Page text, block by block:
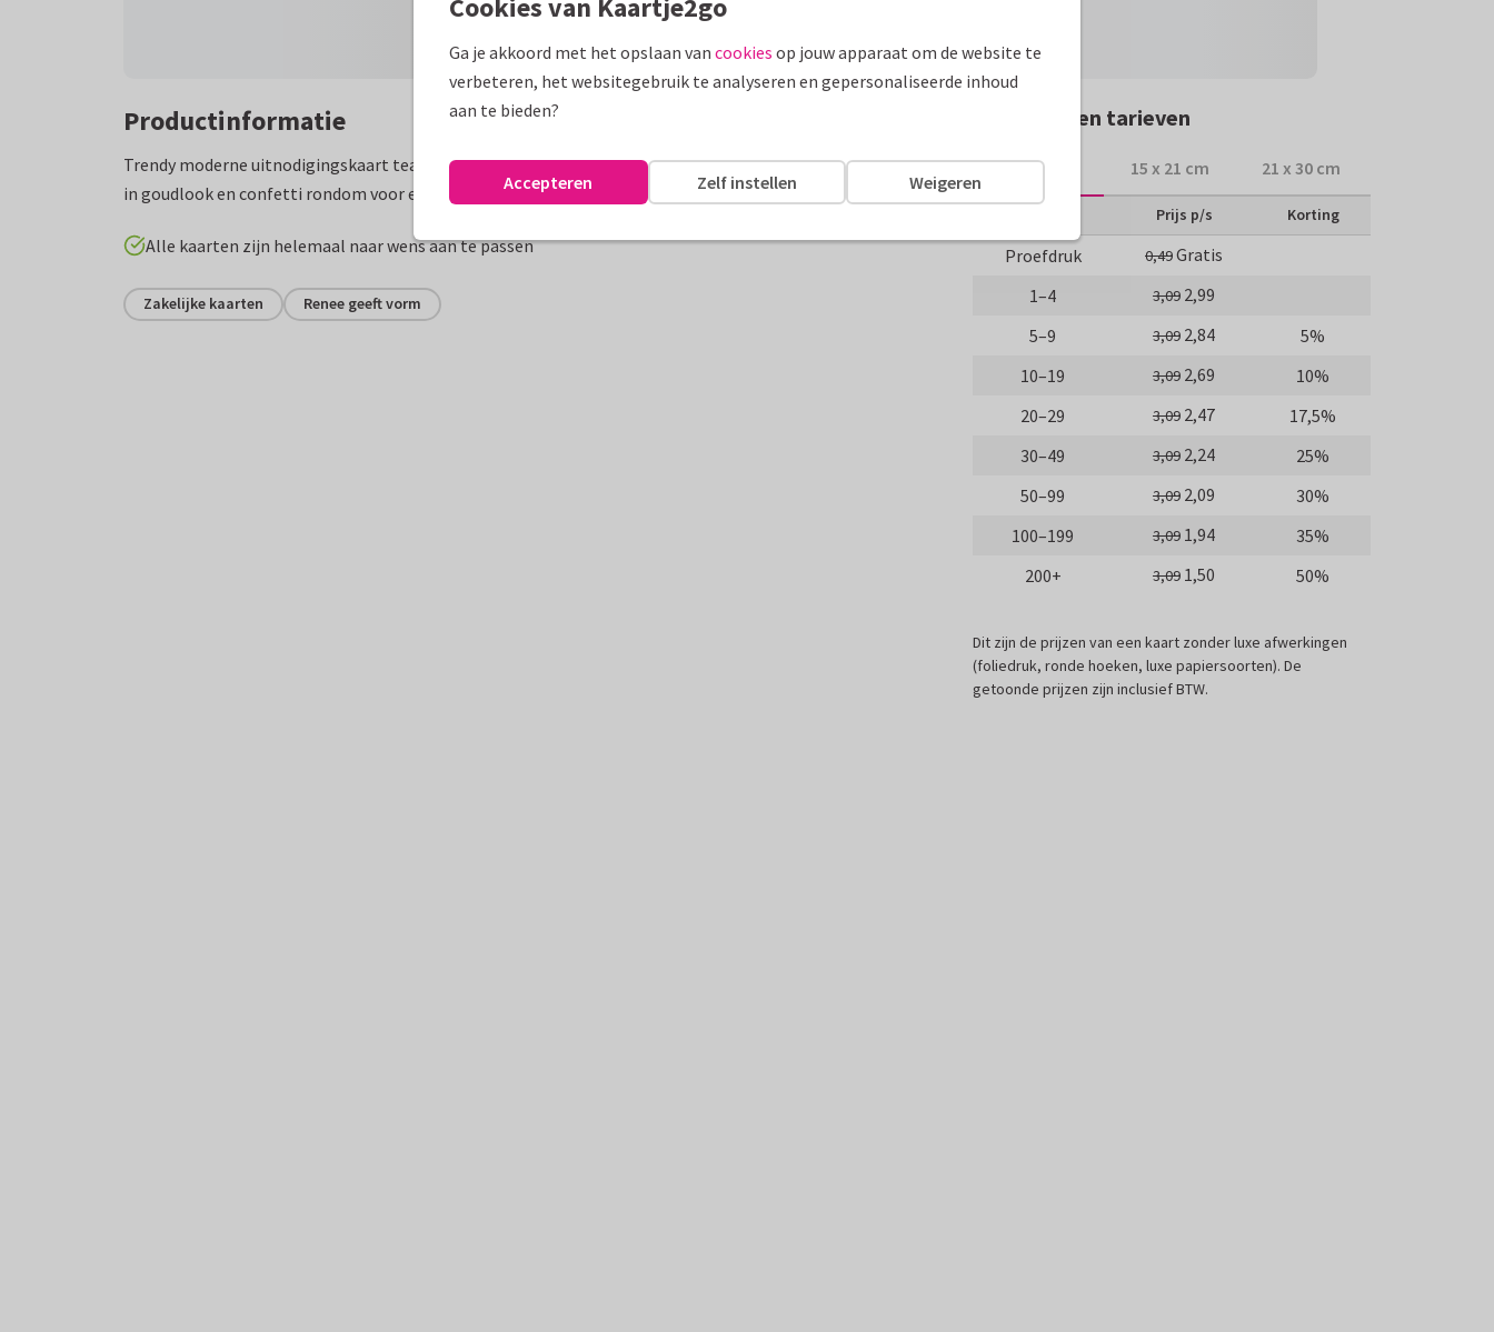
Productinformatie
Trendy moderne uitnodigingskaart teamuitje met grote foto op voorzijde, tekst
in goudlook en confetti rondom voor een extra feestelijke touch!
Alle kaarten zijn helemaal naar wens aan te passen
Zakelijke kaarten Renee geeft vorm
Formaten en tarieven
10 x 15 cm 15 x 21 cm 21 x 30 cm
Prijs p/s Korting
Proefdruk 0,49Gratis
1–4
3,09 2,99
5–9
3,09 2,84
5%
10–19
3,09 2,69
10%
20–29
3,09 2,47
17,5%
30–49
3,09 2,24
25%
50–99
3,09 2,09
30%
100–199
3,09 1,94
35%
200+
3,09 1,50 50%
Dit zijn de prijzen van een kaart zonder luxe afwerkingen
(foliedruk, ronde hoeken, luxe papiersoorten). De
getoonde prijzen zijn inclusief BTW.
Cookies van Kaartje2go
Ga je akkoord met het opslaan van cookies op jouw apparaat om de website te
verbeteren, het websitegebruik te analyseren en gepersonaliseerde inhoud
aan te bieden?
Weigeren
Zelf instellen
Accepteren